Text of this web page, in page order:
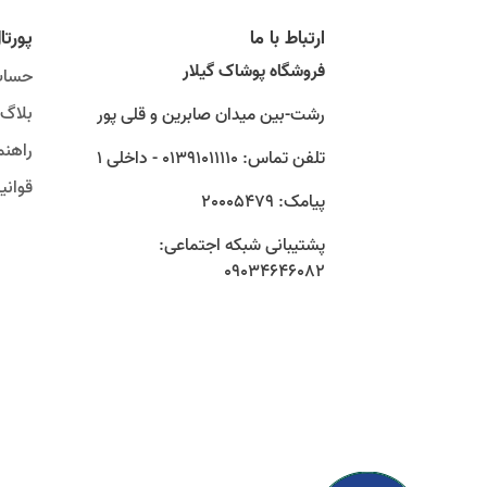
ارتباط با ما
فروشگاه پوشاک گیلار
رشت-بین میدان صابرین و قلی پور
تلفن تماس: 01391011110 - داخلی 1
پیامک: 20005479
پشتیبانی شبکه اجتماعی:
09034646082
بلاگ